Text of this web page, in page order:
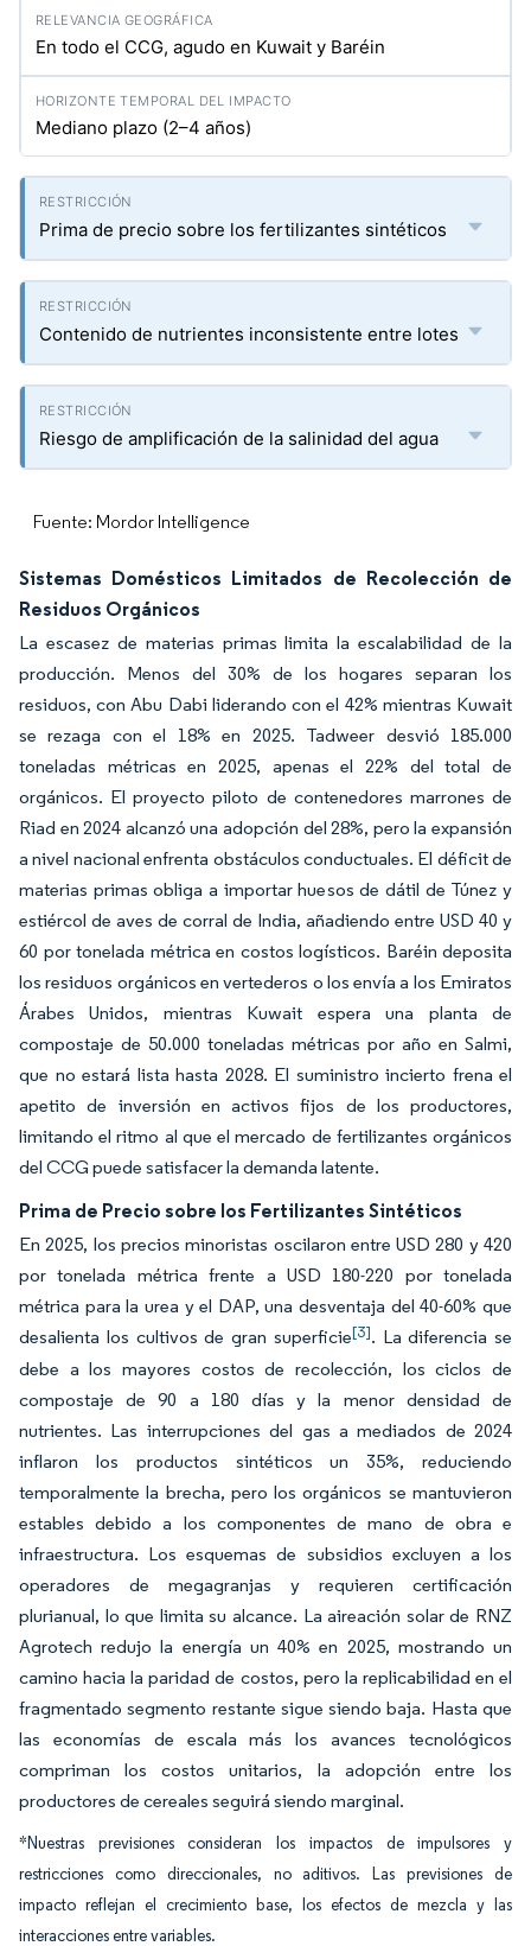
En todo el CCG, agudo en Kuwait y Baréin
Mediano plazo (2–4 años)
Prima de precio sobre los fertilizantes sintéticos
Contenido de nutrientes inconsistente entre lotes
Riesgo de amplificación de la salinidad del agua
Fuente: Mordor Intelligence
Sistemas Domésticos Limitados de Recolección de
Residuos Orgánicos
La escasez de materias primas limita la escalabilidad de la
producción. Menos del 30% de los hogares separan los
residuos, con Abu Dabi liderando con el 42% mientras Kuwait
se rezaga con el 18% en 2025. Tadweer desvió 185.000
toneladas métricas en 2025, apenas el 22% del total de
orgánicos. El proyecto piloto de contenedores marrones de
Riad en 2024 alcanzó una adopción del 28%, pero la expansión
a nivel nacional enfrenta obstáculos conductuales. El déficit de
materias primas obliga a importar huesos de dátil de Túnez y
estiércol de aves de corral de India, añadiendo entre USD 40 y
60 por tonelada métrica en costos logísticos. Baréin deposita
los residuos orgánicos en vertederos o los envía a los Emiratos
Árabes Unidos, mientras Kuwait espera una planta de
compostaje de 50.000 toneladas métricas por año en Salmi,
que no estará lista hasta 2028. El suministro incierto frena el
apetito de inversión en activos fijos de los productores,
limitando el ritmo al que el mercado de fertilizantes orgánicos
del CCG puede satisfacer la demanda latente.
Prima de Precio sobre los Fertilizantes Sintéticos
En 2025, los precios minoristas oscilaron entre USD 280 y 420
por tonelada métrica frente a USD 180-220 por tonelada
métrica para la urea y el DAP, una desventaja del 40-60% que
desalienta los cultivos de gran superficie[3]. La diferencia se
debe a los mayores costos de recolección, los ciclos de
compostaje de 90 a 180 días y la menor densidad de
nutrientes. Las interrupciones del gas a mediados de 2024
inflaron los productos sintéticos un 35%, reduciendo
temporalmente la brecha, pero los orgánicos se mantuvieron
estables debido a los componentes de mano de obra e
infraestructura. Los esquemas de subsidios excluyen a los
operadores de megagranjas y requieren certificación
plurianual, lo que limita su alcance. La aireación solar de RNZ
Agrotech redujo la energía un 40% en 2025, mostrando un
camino hacia la paridad de costos, pero la replicabilidad en el
fragmentado segmento restante sigue siendo baja. Hasta que
las economías de escala más los avances tecnológicos
compriman los costos unitarios, la adopción entre los
productores de cereales seguirá siendo marginal.
*Nuestras previsiones consideran los impactos de impulsores y
restricciones como direccionales, no aditivos. Las previsiones de
impacto reflejan el crecimiento base, los efectos de mezcla y las
interacciones entre variables.